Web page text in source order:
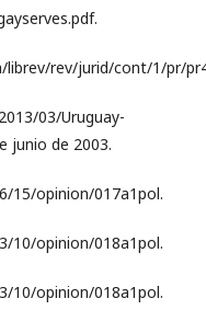
librev/rev/jurid/cont/1/pr/
03/Uruguay-
junio de 2003.
15/opinion/017a1pol.
10/opinion/018a1pol.
10/opinion/018a1pol.